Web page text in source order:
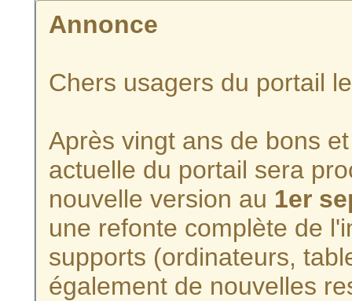
Annonce
Chers usagers du portail
Après vingt ans de bons
actuelle du portail sera
nouvelle version au 1er
une refonte complète de
supports (ordinateurs,
également de nouvelles